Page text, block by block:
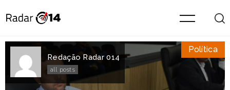
Redação Radar 014
all posts
Política